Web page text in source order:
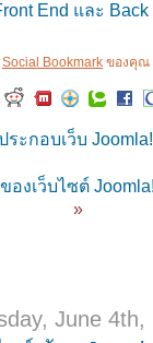
End และ Back
Social Bookmark ของคุณ
ระกอบเว็บ
องเว็บไซต์
»
June